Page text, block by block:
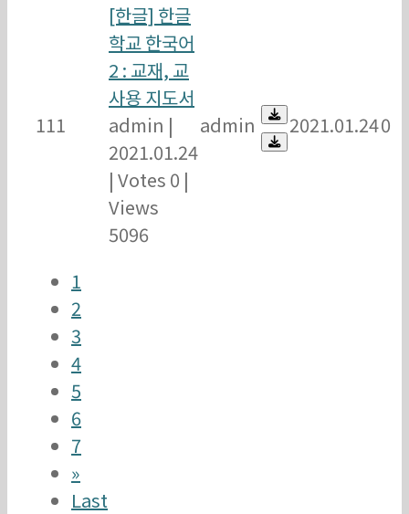
111
[한글] 한글
학교 한국어
2 : 교재, 교
사용 지도서
admin |
2021.01.24
| Votes 0 |
Views
5096
admin 2021.01.240
1
2
3
4
5
6
7
»
Last